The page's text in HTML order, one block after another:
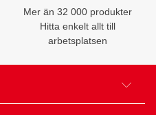
Mer än 32 000 produkter
Hitta enkelt allt till
arbetsplatsen